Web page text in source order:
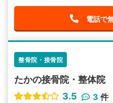
電話で
整骨院・接骨院
たかの接骨院・整体院
3.5
3 件